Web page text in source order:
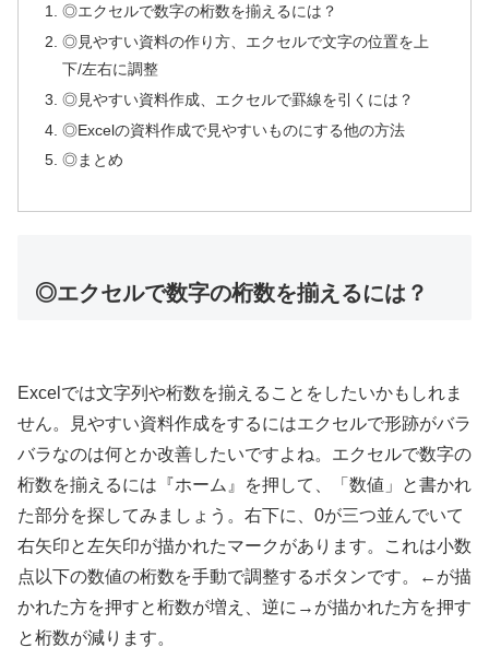
◎エクセルで数字の桁数を揃えるには？
◎見やすい資料の作り方、エクセルで文字の位置を上
下/左右に調整
◎見やすい資料作成、エクセルで罫線を引くには？
◎Excelの資料作成で見やすいものにする他の方法
◎まとめ
◎エクセルで数字の桁数を揃えるには？
Excelでは文字列や桁数を揃えることをしたいかもしれま
せん。見やすい資料作成をするにはエクセルで形跡がバラ
バラなのは何とか改善したいですよね。エクセルで数字の
桁数を揃えるには『ホーム』を押して、「数値」と書かれ
た部分を探してみましょう。右下に、0が三つ並んでいて
右矢印と左矢印が描かれたマークがあります。これは小数
点以下の数値の桁数を手動で調整するボタンです。←が描
かれた方を押すと桁数が増え、逆に→が描かれた方を押す
と桁数が減ります。